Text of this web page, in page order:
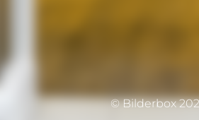
© Bilderbox